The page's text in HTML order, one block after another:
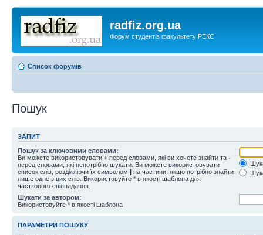
radfiz.org.ua
Форум студентів факультету РЕКС
Список форумів
Пошук
ЗАПИТ
Пошук за ключовими словами:
Ви можете використовувати + перед словами, які ви хочете знайти та -
перед словами, які непотрібно шукати. Ви можете використовувати
список слів, розділяючи їх символом | на частини, якщо потрібно знайти
лише одне з цих слів. Використовуйте * в якості шаблона для
часткового співпадання.
Шукати за автором:
Використовуйте * в якості шаблона
ПАРАМЕТРИ ПОШУКУ